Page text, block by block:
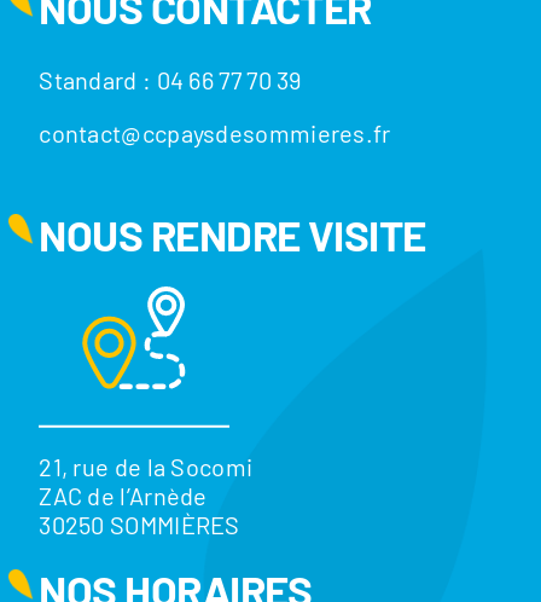
Standard : 04 66 77 70 39
contact@ccpaysdesommieres.fr
NOUS RENDRE VISITE
21, rue de la Socomi
ZAC de l’Arnède
30250 SOMMIÈRES
NOS HORAIRES